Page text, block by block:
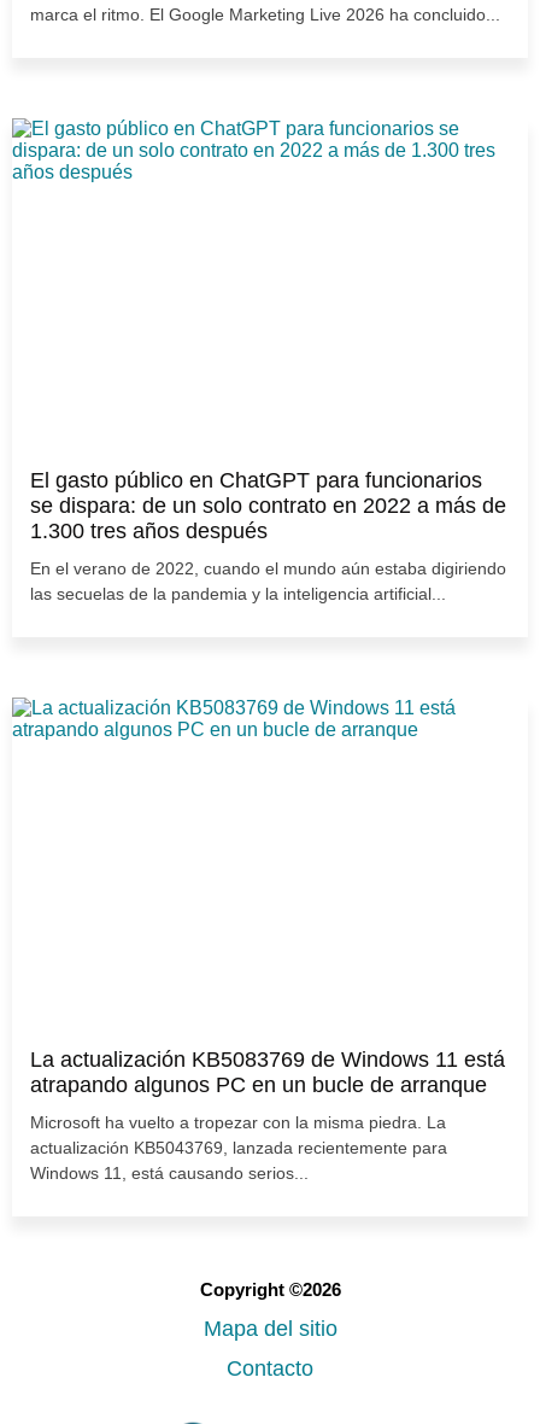
marca el ritmo. El Google Marketing Live 2026 ha concluido...
El gasto público en ChatGPT para funcionarios
se dispara: de un solo contrato en 2022 a más de
1.300 tres años después
En el verano de 2022, cuando el mundo aún estaba digiriendo
las secuelas de la pandemia y la inteligencia artificial...
La actualización KB5083769 de Windows 11 está
atrapando algunos PC en un bucle de arranque
Microsoft ha vuelto a tropezar con la misma piedra. La
actualización KB5043769, lanzada recientemente para
Windows 11, está causando serios...
Copyright ©2026
Mapa del sitio
Contacto